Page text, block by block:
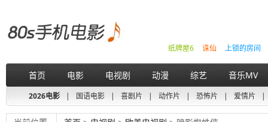
上锁的房间
诛仙
纸牌屋6
首页 电影 电视剧 动漫 综艺 音乐MV
2026电影 | 国语电影 | 喜剧片 | 动作片 | 恐怖片 | 爱情片 |